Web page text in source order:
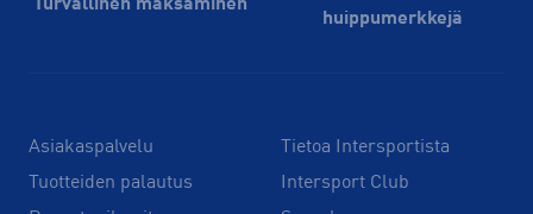
Turvallinen maksaminen
huippu­merkkejä
Asiakaspalvelu
Tuotteiden palautus
Tietoa Intersportista
Intersport Club